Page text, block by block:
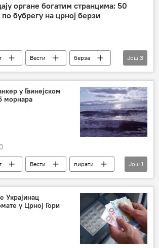
органе богатим странцима: 50
бубрегу на црној берзи
Вести
берза
Европа
Још 3
у Гвинејском
морнара
Вести
пирати
Још 1
Украјинац
у Црној Гори